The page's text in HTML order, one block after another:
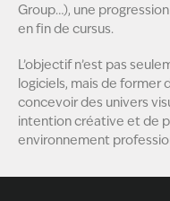
Group…), une
en fin de cursus.
L’objectif n’est pas
logiciels, mais de former
concevoir des univers
intention créative et de
environnement